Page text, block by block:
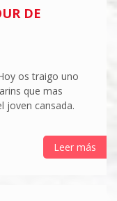
DE
os traigo uno
que mas
joven cansada.
Leer más